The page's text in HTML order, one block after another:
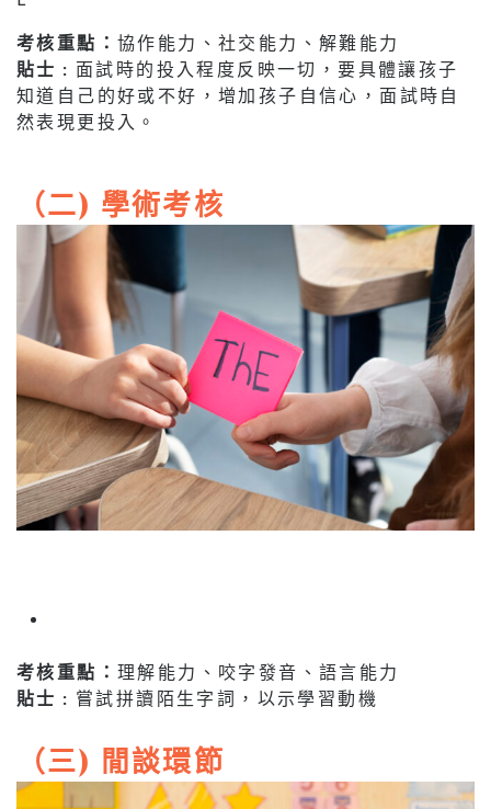
考核重點： 協作能力、社交能力、解難能力
貼士 : 面試時的投入程度反映一切，要具體讓孩子
知道自己的好或不好，增加孩子自信心，面試時自
然表現更投入。
（二) 學術考核
考核重點： 理解能力、咬字發音、語言能力
貼士 : 嘗試拼讀陌生字詞，以示學習動機
（三) 閒談環節